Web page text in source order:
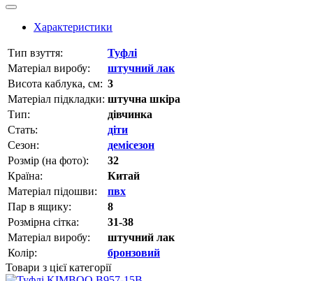
Характеристики
Тип взуття:
Туфлі
Матеріал виробу:
штучний лак
Висота каблука, см: 3
Матеріал підкладки: штучна шкіра
Тип:
дівчинка
Стать:
діти
Сезон:
демісезон
Розмір (на фото):
32
Країна:
Китай
Матеріал підошви:
пвх
Пар в ящику:
8
Розмірна сітка:
31-38
Матеріал виробу:
штучний лак
Колір:
бронзовий
Товари з цієї категорії